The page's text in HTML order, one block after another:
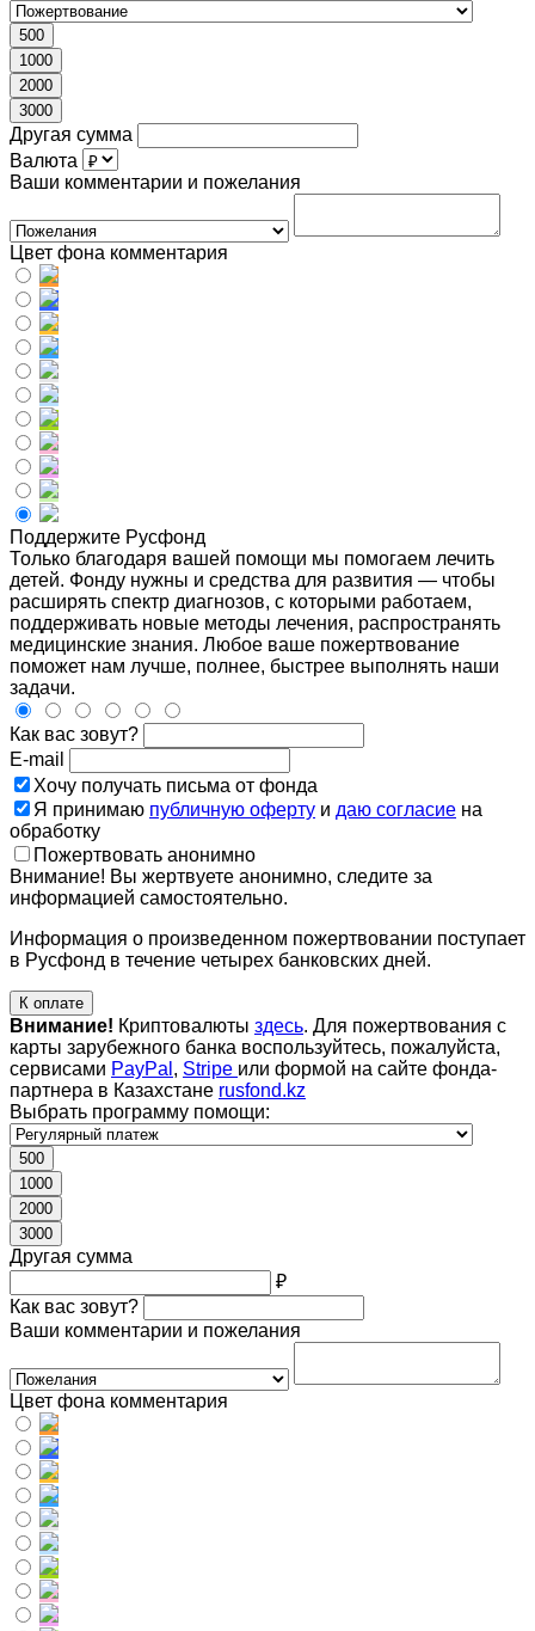
500
1000
2000
3000
Другая сумма
Валюта
Ваши комментарии и пожелания
Цвет фона комментария
Поддержите Русфонд
Только благодаря вашей помощи мы помогаем лечить
детей. Фонду нужны и средства для развития — чтобы
расширять спектр диагнозов, с которыми работаем,
поддерживать новые методы лечения, распространять
медицинские знания. Любое ваше пожертвование
поможет нам лучше, полнее, быстрее выполнять наши
задачи.
Как вас зовут?
E-mail
Хочу получать письма от фонда
Я принимаю публичную оферту и даю согласие на
обработку
Пожертвовать анонимно
Внимание! Вы жертвуете анонимно, следите за
информацией самостоятельно.
Информация о произведенном пожертвовании поступает
в Русфонд в течение четырех банковских дней.
К оплате
Внимание! Криптовалюты здесь. Для пожертвования с
карты зарубежного банка воспользуйтесь, пожалуйста,
сервисами PayPal , Stripe или формой на сайте фонда-
партнера в Казахстане rusfond.kz
Выбрать программу помощи:
500
1000
2000
3000
Другая сумма
₽
Как вас зовут?
Ваши комментарии и пожелания
Цвет фона комментария